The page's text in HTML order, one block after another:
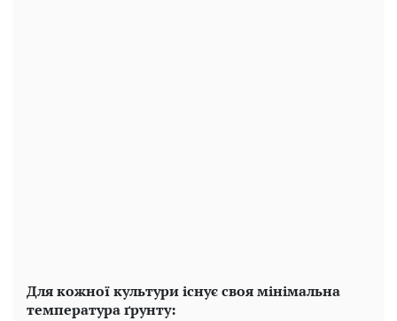
Для кожної культури існує своя мінімальна
температура ґрунту: